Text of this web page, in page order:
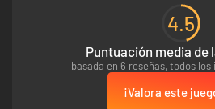
devastadores. Domina maniobras
a las bestias gigantes y exponer sus puntos
por diferentes rutas de habilidades para
adapte mejor a tu estilo.
Muévete con
destruible y usa objetos de todo el entorno
4.5
Puntuación media de
basada en 6 reseñas, todos
¡Valora este